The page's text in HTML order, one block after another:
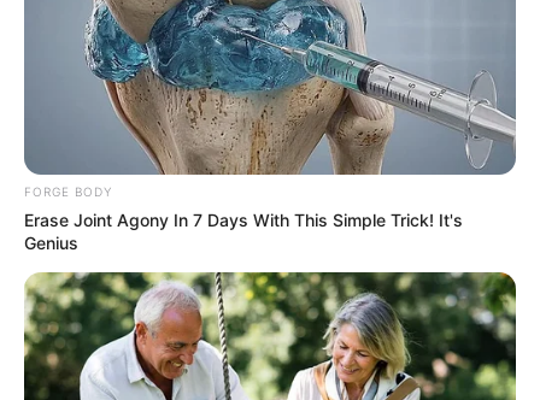
Why everything you thought you knew about water
might be wrong
CTA LOVE
FORGE BODY
Erase Joint Agony In 7 Days With This Simple Trick! It's
Genius